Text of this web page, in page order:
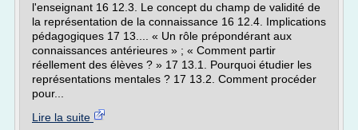
l'enseignant 16 12.3. Le concept du champ de validité de
la représentation de la connaissance 16 12.4. Implications
pédagogiques 17 13.... « Un rôle prépondérant aux
connaissances antérieures » ; « Comment partir
réellement des élèves ? » 17 13.1. Pourquoi étudier les
représentations mentales ? 17 13.2. Comment procéder
pour...
Lire la suite